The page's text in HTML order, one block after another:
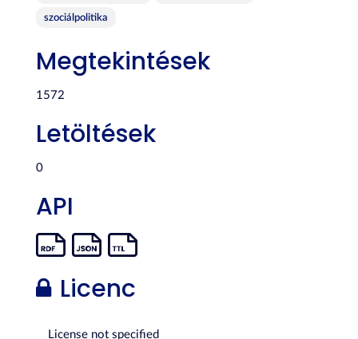
szociálpolitika
Megtekintések
1572
Letöltések
0
API
Licenc
License not specified